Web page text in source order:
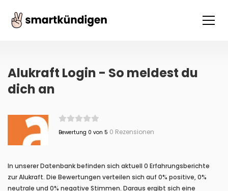
Alukraft Login - So meldest du
dich an
Bewertung 0 von 5 0 Rezensionen
In unserer Datenbank befinden sich aktuell 0 Erfahrungsberichte
zur Alukraft. Die Bewertungen verteilen sich auf 0% positive, 0%
neutrale und 0% negative Stimmen. Daraus ergibt sich eine